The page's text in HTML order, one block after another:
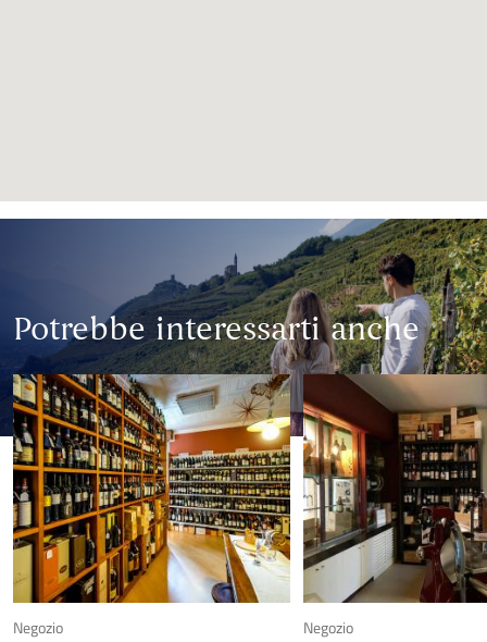
Potrebbe interessarti anche
Negozio Negozio